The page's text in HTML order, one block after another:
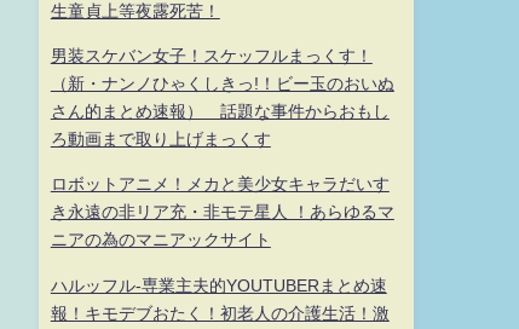
生童貞上等夜露死苦！
男装スケバン女子！スケッフルまっくす！
（新・ナンノひゃくしきっ!！ビー玉のおいぬ
さん的まとめ速報） 話題な事件からおもし
ろ動画まで取り上げまっくす
ロボットアニメ！メカと美少女キャラだいす
き永遠の非リア充・非モテ星人 ！あらゆるマ
ニアの為のマニアックサイト
ハルッフル-専業主夫的YOUTUBERまとめ速
報！キモデブおたく！初老人の介護生活！激